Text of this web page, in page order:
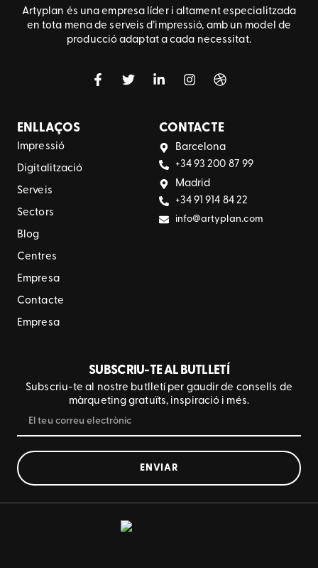
Artyplan és una empresa líder i altament especialitzada
en tota mena de serveis d’impressió, amb un model de
producció adaptat a cada necessitat.
ENLLAÇOS
Impressió
Digitalització
Serveis
Sectors
Blog
Centres
Empresa
Contacte
Empresa
CONTACTE
Barcelona
+34 93 200 87 99
Madrid
+34 91 914 84 22
info@artyplan.com
SUBSCRIU-TE AL BUTLLETÍ
Subscriu-te al nostre butlletí per gaudir de consells de
màrqueting gratuïts, inspiració i més.
ENVIAR